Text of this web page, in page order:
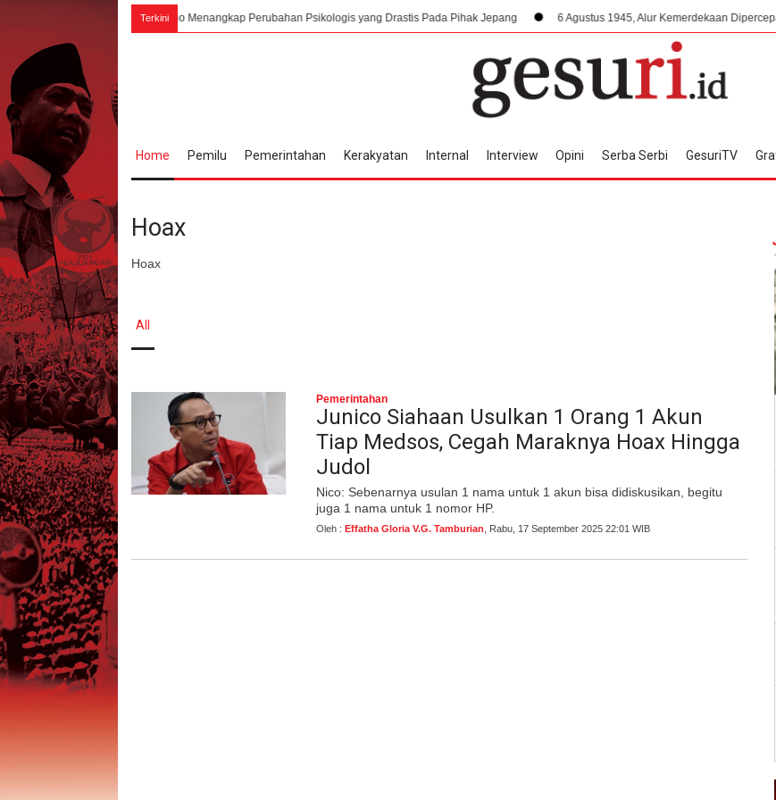
Terkini
1945, Bung Karno Menangkap Perubahan Psikologis yang Drastis Pada Pihak Jepang 6 Agustus 1945, Alur Kemerdekaan Dipercepat: Bung
Home Pemilu Pemerintahan Kerakyatan Internal Interview Opini Serba Serbi GesuriTV
Hoax
Hoax
All
Pemerintahan
Junico Siahaan Usulkan 1 Orang 1 Akun
Tiap Medsos, Cegah Maraknya Hoax Hingga
Judol
Nico: Sebenarnya usulan 1 nama untuk 1 akun bisa didiskusikan, begitu
juga 1 nama untuk 1 nomor HP.
Oleh : Effatha Gloria V.G. Tamburian , Rabu, 17 September 2025 22:01 WIB